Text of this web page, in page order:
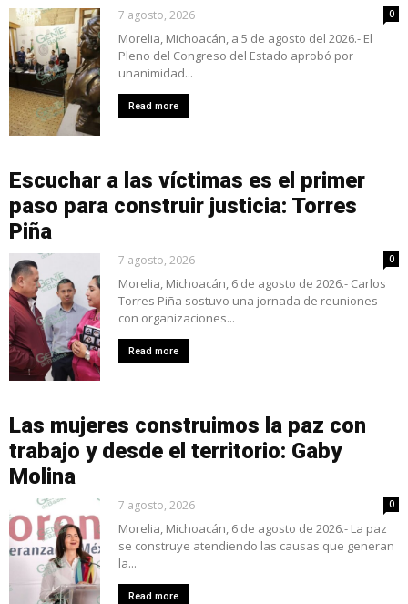
7 agosto, 2026 0
Morelia, Michoacán, a 5 de agosto del 2026.- El
Pleno del Congreso del Estado aprobó por
unanimidad...
Read more
Escuchar a las víctimas es el primer
paso para construir justicia: Torres
Piña
7 agosto, 2026 0
Morelia, Michoacán, 6 de agosto de 2026.- Carlos
Torres Piña sostuvo una jornada de reuniones
con organizaciones...
Read more
Las mujeres construimos la paz con
trabajo y desde el territorio: Gaby
Molina
7 agosto, 2026 0
Morelia, Michoacán, 6 de agosto de 2026.- La paz
se construye atendiendo las causas que generan
la...
Read more